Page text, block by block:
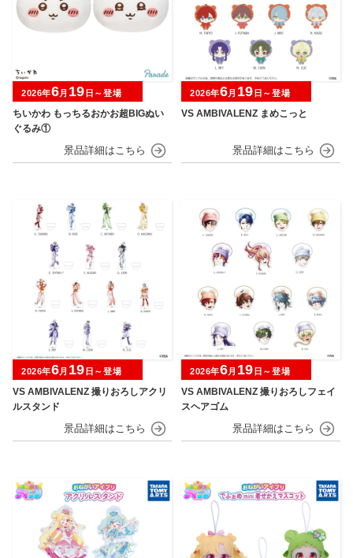
ちいかわ もっちるおかお超BIGぬい
ぐるみ①
2026年6月 19 日～登場
VS AMBIVALENZ まめこっと
2026年6月 19 日～登場
VS AMBIVALENZ 撮りおろしアクリ
ルスタンド
2026年6月 19 日～登場
VS AMBIVALENZ 撮りおろしフェイ
スヘアゴム
2026年6月 19 日～登場